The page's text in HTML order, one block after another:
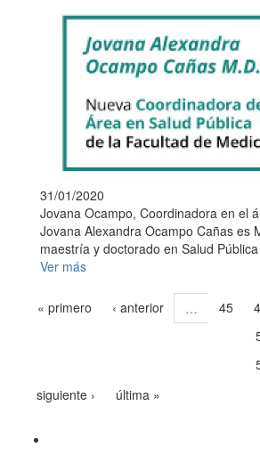
31/01/2020
Jovana Ocampo, Coordinadora en el
Jovana Alexandra Ocampo Cañas es
maestría y doctorado en Salud
Ver más
« primero ‹ anterior … 45
siguiente ›
última »